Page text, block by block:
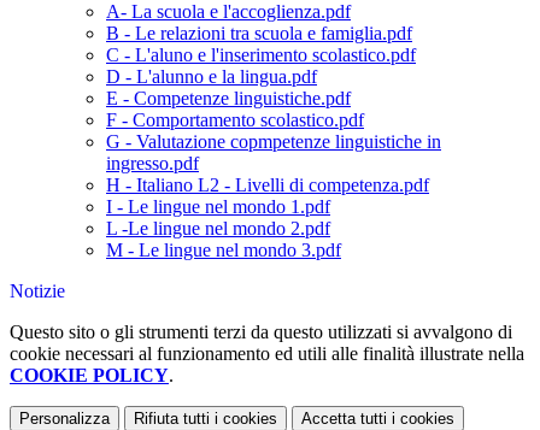
A- La scuola e l'accoglienza.pdf
B - Le relazioni tra scuola e famiglia.pdf
C - L'aluno e l'inserimento scolastico.pdf
D - L'alunno e la lingua.pdf
E - Competenze linguistiche.pdf
F - Comportamento scolastico.pdf
G - Valutazione copmpetenze linguistiche in
ingresso.pdf
H - Italiano L2 - Livelli di competenza.pdf
I - Le lingue nel mondo 1.pdf
L -Le lingue nel mondo 2.pdf
M - Le lingue nel mondo 3.pdf
Notizie
Questo sito o gli strumenti terzi da questo utilizzati si avvalgono di
cookie necessari al funzionamento ed utili alle finalità illustrate nella
COOKIE POLICY.
Personalizza Rifiuta tutti i cookies Accetta tutti i cookies